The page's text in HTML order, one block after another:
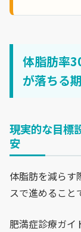
体脂肪率
が落ちる
現実的な目標
安
体脂肪を減らす
スで進めること
肥満症診療ガイ